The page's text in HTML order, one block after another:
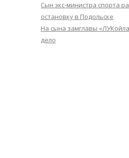
Сын экс-министра спорта
остановку в Подольске
На сына замглавы
дело